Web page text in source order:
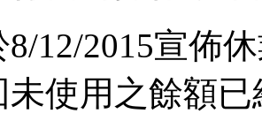
12/2015宣佈
未使用之餘額